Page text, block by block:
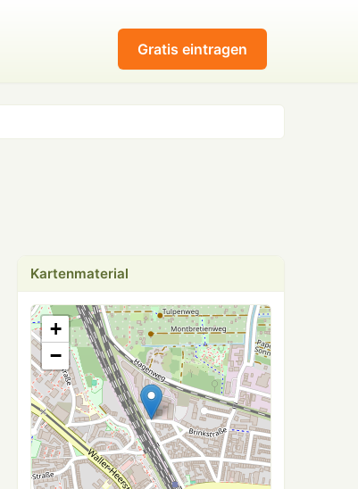
Gratis eintragen
Kartenmaterial
+
−